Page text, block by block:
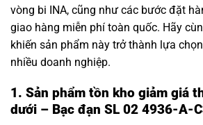
vòng bi INA, cũng như các bước đặt
giao hàng miễn phí toàn quốc. Hãy
khiến sản phẩm này trở thành lựa
nhiều doanh nghiệp.
1. Sản phẩm tồn kho giảm giá
dưới – Bạc đạn SL 02 4936-A-